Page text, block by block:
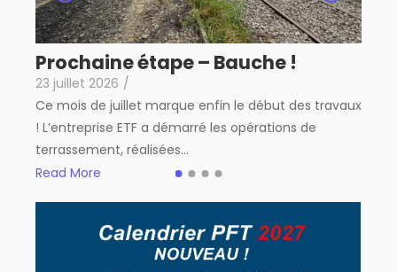
Prochaine étape – Bauche !
23 juillet 2026 /
Ce mois de juillet marque enfin le début des travaux
! L’entreprise ETF a démarré les opérations de
terrassement, réalisées...
Read More